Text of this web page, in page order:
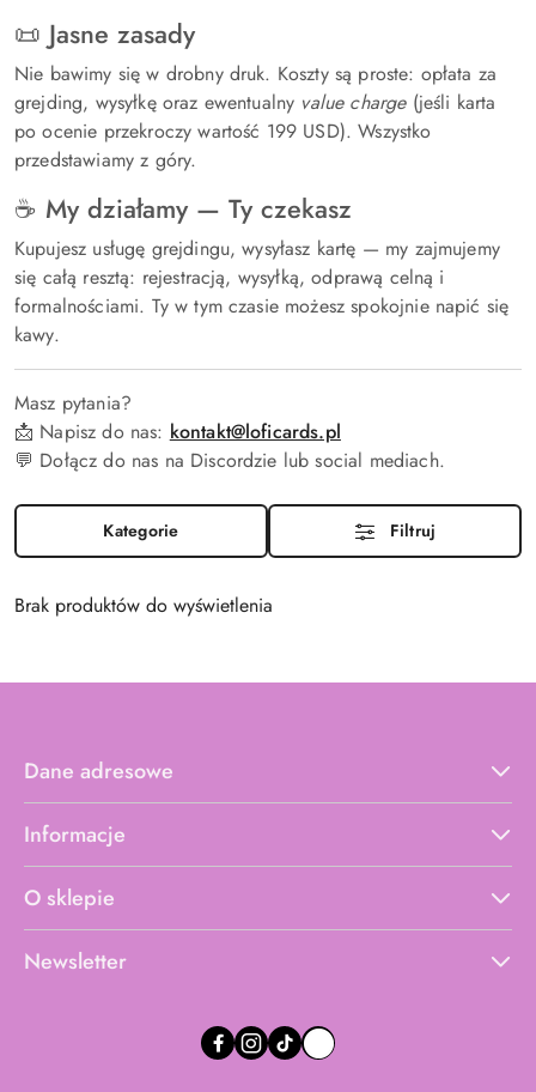
📜 Jasne zasady
Nie bawimy się w drobny druk. Koszty są proste: opłata za
grejding, wysyłkę oraz ewentualny value charge(jeśli karta
po ocenie przekroczy wartość 199 USD). Wszystko
przedstawiamy z góry.
☕ My działamy — Ty czekasz
Kupujesz usługę grejdingu, wysyłasz kartę — my zajmujemy
się całą resztą: rejestracją, wysyłką, odprawą celną i
formalnościami. Ty w tym czasie możesz spokojnie napić się
kawy.
Masz pytania?
📩 Napisz do nas: kontakt@loficards.pl
💬 Dołącz do nas na Discordzie lub social mediach.
Kategorie Filtruj
Brak produktów do wyświetlenia
Dane adresowe
Informacje
O sklepie
Newsletter